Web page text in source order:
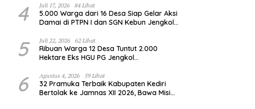
4 Juli 17, 2026 84 Lihat
5.000 Warga dari 16 Desa Siap Gelar Aksi
Damai di PTPN I dan SGN Kebun Jengkol,
5 Juli 22, 2026 62 Lihat
Ribuan Warga 12 Desa Tuntut 2.000
Hektare Eks HGU PG Jengkol
6 Agustus 4, 2026 59 Lihat
32 Pramuka Terbaik Kabupaten Kediri
Bertolak ke Jamnas XII 2026, Bawa Misi